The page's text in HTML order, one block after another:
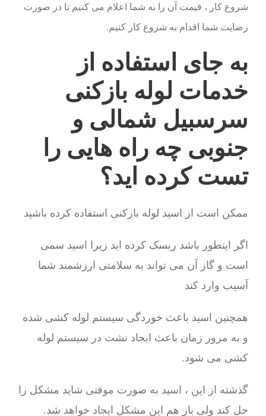
شروع کار ، قیمت آن را به شما اعلام می کنیم تا در صورت
رضایت شما اقدام به شروع کار کنیم.
به جای استفاده از
خدمات لوله بازکنی
سرسبیل شمالی و
جنوبی چه راه هایی را
تست کرده اید؟
ممکن است از اسید لوله بازکنی استفاده کرده باشید
اگر اینطور باشد ریسک کرده اید زیرا اسید سمی
است و گاز آن می تواند به سلامتی ارزشمند شما
آسیب وارد کند
همچنین اسید باعث خوردگی سیستم لوله کشی شده
و به مرور زمان باعث ایجاد نشت در سیستم لوله
کشی می شود.
گذشته از این ، اسید به صورت موقتی شاید مشکل را
حل کند ولی باز هم این مشکل ایجاد خواهد شد.